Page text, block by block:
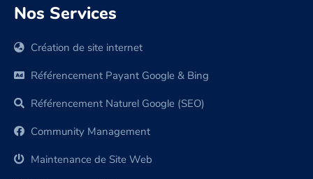
Nos Services
Création de site internet
Référencement Payant Google & Bing
Référencement Naturel Google (SEO)
Community Management
Maintenance de Site Web